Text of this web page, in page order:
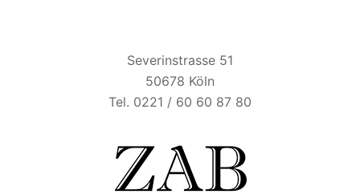
Severinstrasse 51
50678 Köln
Tel. 0221 / 60 60 87 80